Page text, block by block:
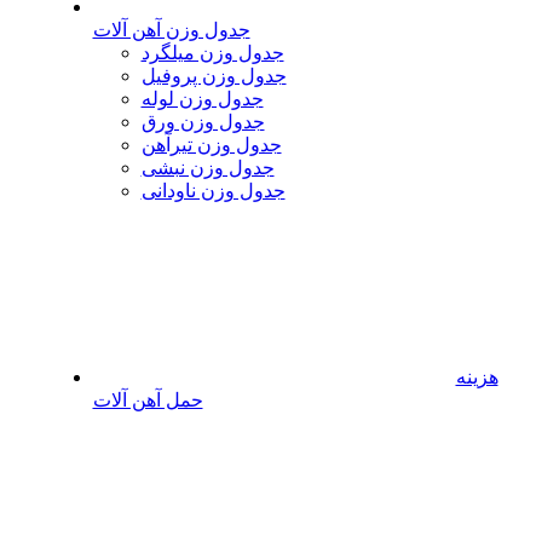
جدول وزن آهن آلات
جدول وزن میلگرد
جدول وزن پروفیل
جدول وزن لوله
جدول وزن ورق
جدول وزن تیرآهن
جدول وزن نبشی
جدول وزن ناودانی
هزینه
حمل آهن آلات